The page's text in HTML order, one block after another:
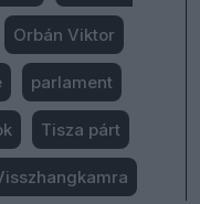
Orbán Viktor
parlament
Tisza párt